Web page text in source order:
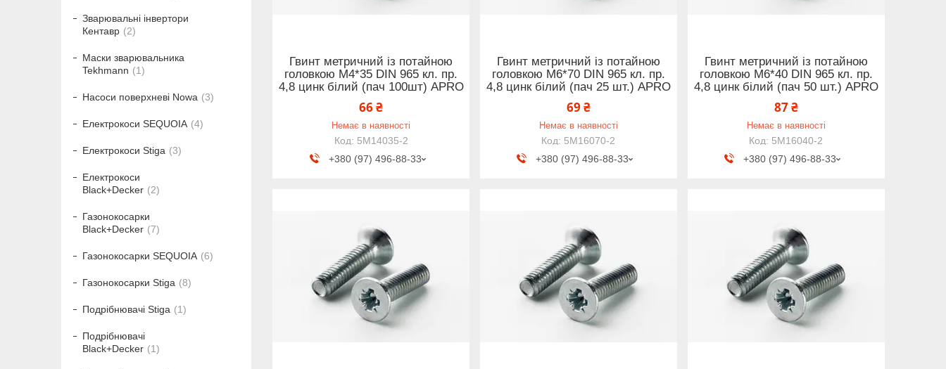
Гвинт метричний із потайною
головкою М4*35 DIN 965 кл. пр.
4,8 цинк білий (пач 100шт) APRO
66 ₴
Немає в наявності
5M14035-2
+380 (97) 496-88-33
Гвинт метричний із потайною
головкою М6*70 DIN 965 кл. пр.
4,8 цинк білий (пач 25 шт.) APRO
69 ₴
Немає в наявності
5M16070-2
+380 (97) 496-88-33
Гвинт метричний із потайною
головкою М6*40 DIN 965 кл. пр.
4,8 цинк білий (пач 50 шт.) APRO
87 ₴
Немає в наявності
5M16040-2
+380 (97) 496-88-33
Зварювальні інвертори
Кентавр
2
Маски зварювальника
Tekhmann
1
Насоси поверхневі Nowa 3
Електрокоси SEQUOIA 4
Електрокоси Stiga 3
Електрокоси
Black+Decker
2
Газонокосарки
Black+Decker
7
Газонокосарки SEQUOIA 6
Газонокосарки Stiga 8
Подрібнювачі Stiga 1
Подрібнювачі
Black+Decker
1